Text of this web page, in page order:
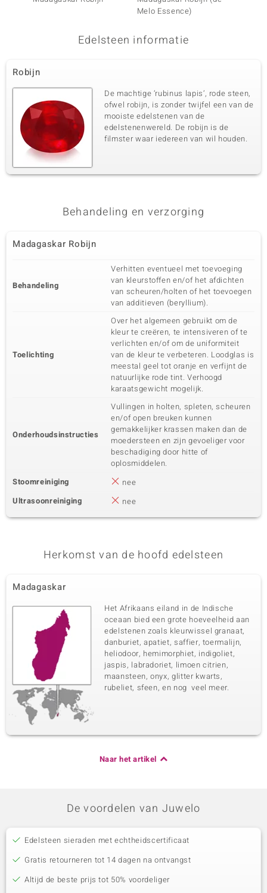
Melo Essence)
Edelsteen informatie
Robijn
De machtige ‘rubinus lapis’, rode steen,
ofwel robijn, is zonder twijfel een van de
mooiste edelstenen van de
edelstenenwereld. De robijn is de
filmster waar iedereen van wil houden.
Behandeling en verzorging
Madagaskar Robijn
Behandeling
Verhitten eventueel met toevoeging
van kleurstoffen en/of het afdichten
van scheuren/holten of het toevoegen
van additieven (beryllium).
Toelichting
Over het algemeen gebruikt om de
kleur te creëren, te intensiveren of te
verlichten en/of om de uniformiteit
van de kleur te verbeteren. Loodglas is
meestal geel tot oranje en verfijnt de
natuurlijke rode tint. Verhoogd
karaatsgewicht mogelijk.
Onderhoudsinstructies
Vullingen in holten, spleten, scheuren
en/of open breuken kunnen
gemakkelijker krassen maken dan de
moedersteen en zijn gevoeliger voor
beschadiging door hitte of
oplosmiddelen.
Stoomreiniging
nee
Ultrasoonreiniging
nee
Herkomst van de hoofd edelsteen
Madagaskar
Het Afrikaans eiland in de Indische
oceaan bied een grote hoeveelheid aan
edelstenen zoals kleurwissel granaat,
danburiet, apatiet, saffier, toermalijn,
heliodoor, hemimorphiet, indigoliet,
jaspis, labradoriet, limoen citrien,
maansteen, onyx, glitter kwarts,
rubeliet, sfeen, en nog veel meer.
Naar het artikel
De voordelen van Juwelo
Edelsteen sieraden met echtheidscertificaat
Gratis retourneren tot 14 dagen na ontvangst
Altijd de beste prijs tot 50% voordeliger